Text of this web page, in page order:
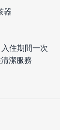
器
住期間一次
潔服務